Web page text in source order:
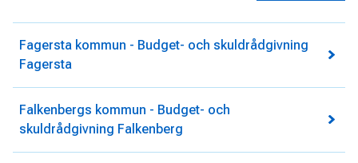
Fagersta kommun - Budget- och skuldrådgivning
Fagersta
Falkenbergs kommun - Budget- och
skuldrådgivning Falkenberg